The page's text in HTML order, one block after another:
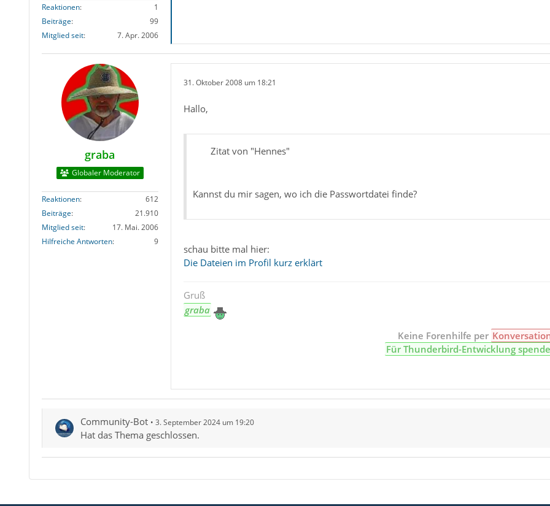
Reaktionen
1
Beiträge
99
Mitglied seit
7. Apr. 2006
graba
Globaler Moderator
Reaktionen
612
Beiträge
21.910
Mitglied seit
17. Mai. 2006
Hilfreiche Antworten
9
31. Oktober 2008 um 18:21
Hallo,
Zitat von "Hennes"
Kannst du mir sagen, wo ich die Passwortdatei finde?
schau bitte mal hier:
Die Dateien im Profil kurz erklärt
Gruß
graba
Keine Forenhilfe per
Für Thunderbird-Entwicklung
Community-Bot 3. September 2024 um 19:20
Hat das Thema geschlossen.